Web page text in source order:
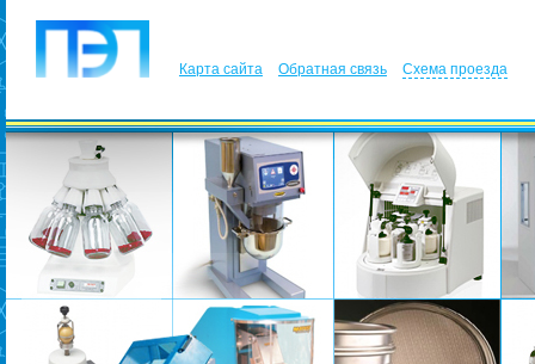
Карта сайта Обратная связь Схема проезда